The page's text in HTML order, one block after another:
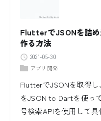
FlutterでJSONを詰
作る方法
2021-05-30
アプリ開発
FlutterでJSONを取得
をJSON to Dartを使っ
号検索APIを使用して具